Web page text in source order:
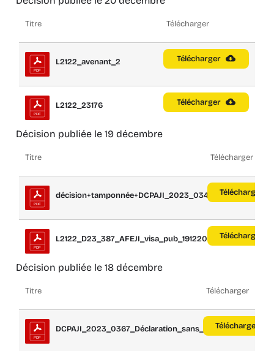
Titre Télécharger
L2122_avenant_2 Télécharger
L2122_23176 Télécharger
Décision publiée le 19 décembre
Titre Télécharger
décision+tamponnée+DCPAJI_2023_0348+av...Télécharger
L2122_D23_387_AFEJI_visa_pub_19122023 Télécharger
Décision publiée le 18 décembre
Titre Télécharger
DCPAJI_2023_0367_Déclaration_sans_suite...Télécharger